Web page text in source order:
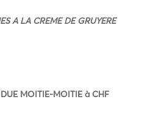
A LA CREME DE GRUYERE
MOITIE-MOITIE à CHF